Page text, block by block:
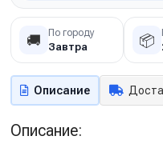
🚚 По городу
Завтра 📦
Описание
Описание: